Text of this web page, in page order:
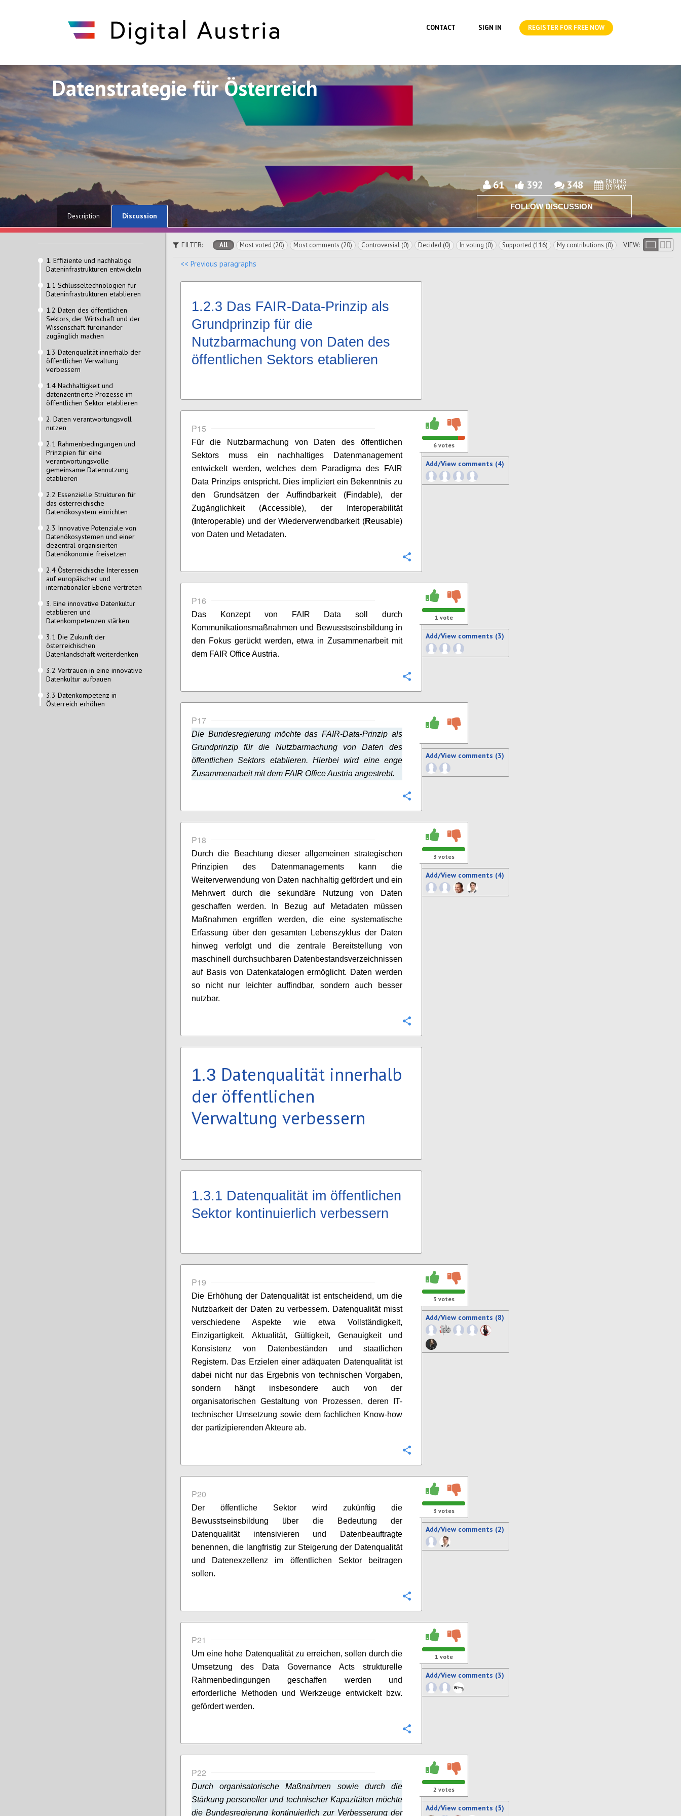
CONTACT SIGN IN REGISTER FOR FREE NOW
Discuto
Discuto Datenstrategie für Österreich
61 392 348 ENDING
05 MAY
FOLLOW DISCUSSION
Description
Discussion
1. Effiziente und nachhaltige
Dateninfrastrukturen entwickeln
1.1 Schlüsseltechnologien für
Dateninfrastrukturen etablieren
1.2 Daten des öffentlichen
Sektors, der Wirtschaft und der
Wissenschaft füreinander
zugänglich machen
1.3 Datenqualität innerhalb der
öffentlichen Verwaltung
verbessern
1.4 Nachhaltigkeit und
datenzentrierte Prozesse im
öffentlichen Sektor etablieren
2. Daten verantwortungsvoll
nutzen
2.1 Rahmenbedingungen und
Prinzipien für eine
verantwortungsvolle
gemeinsame Datennutzung
etablieren
2.2 Essenzielle Strukturen für
das österreichische
Datenökosystem einrichten
2.3 Innovative Potenziale von
Datenökosystemen und einer
dezentral organisierten
Datenökonomie freisetzen
2.4 Österreichische Interessen
auf europäischer und
internationaler Ebene vertreten
3. Eine innovative Datenkultur
etablieren und
Datenkompetenzen stärken
3.1 Die Zukunft der
österreichischen
Datenlandschaft weiterdenken
3.2 Vertrauen in eine innovative
Datenkultur aufbauen
3.3 Datenkompetenz in
Österreich erhöhen
FILTER: All Most voted (20) Most comments (20) Controversial (0) Decided (0) In voting (0) Supported (116) My contributions (0) VIEW:
<< Previous paragraphs
1.2.3 Das FAIR-Data-Prinzip als
Grundprinzip für die
Nutzbarmachung von Daten des
öffentlichen Sektors etablieren
P15
Für die Nutzbarmachung von Daten des öffentlichen
Sektors muss ein nachhaltiges Datenmanagement
entwickelt werden, welches dem Paradigma des FAIR
Data Prinzips entspricht. Dies impliziert ein Bekenntnis zu
den Grundsätzen der Auffindbarkeit (Findable), der
Zugänglichkeit (Accessible), der Interoperabilität
( nteroperable) und der Wiederverwendbarkeit (Reusable)
von Daten und Metadaten.
6votes
Add/View comments (4)
P16
Das Konzept von FAIR Data soll durch
Kommunikationsmaßnahmen und Bewusstseinsbildung in
den Fokus gerückt werden, etwa in Zusammenarbeit mit
dem FAIR Office Austria.
1 vote
Add/View comments (3)
P17
Die Bundesregierung möchte das FAIR-Data-Prinzip als
Grundprinzip für die Nutzbarmachung von Daten des
öffentlichen Sektors etablieren. Hierbei wird eine enge
Zusammenarbeit mit dem FAIR Office Austria angestrebt.
Add/View comments (3)
P18
Durch die Beachtung dieser allgemeinen strategischen
Prinzipien des Datenmanagements kann die
Weiterverwendung von Daten nachhaltig gefördert und ein
Mehrwert durch die sekundäre Nutzung von Daten
geschaffen werden. In Bezug auf Metadaten müssen
Maßnahmen ergriffen werden, die eine systematische
Erfassung über den gesamten Lebenszyklus der Daten
hinweg verfolgt und die zentrale Bereitstellung von
maschinell durchsuchbaren Datenbestandsverzeichnissen
auf Basis von Datenkatalogen ermöglicht. Daten werden
so nicht nur leichter auffindbar, sondern auch besser
nutzbar.
3 votes
Add/View comments (4)
1.3 Datenqualität innerhalb
der öffentlichen
Verwaltung verbessern
1.3.1 Datenqualität im öffentlichen
Sektor kontinuierlich verbessern
P19
Die Erhöhung der Datenqualität ist entscheidend, um die
Nutzbarkeit der Daten zu verbessern. Datenqualität misst
verschiedene Aspekte wie etwa Vollständigkeit,
Einzigartigkeit, Aktualität, Gültigkeit, Genauigkeit und
Konsistenz von Datenbeständen und staatlichen
Registern. Das Erzielen einer adäquaten Datenqualität ist
dabei nicht nur das Ergebnis von technischen Vorgaben,
sondern hängt insbesondere auch von der
organisatorischen Gestaltung von Prozessen, deren IT-
technischer Umsetzung sowie dem fachlichen Know-how
der partizipierenden Akteure ab.
3 votes
Add/View comments (8)
P20
Der öffentliche Sektor wird zukünftig die
Bewusstseinsbildung über die Bedeutung der
Datenqualität intensivieren und Datenbeauftragte
benennen, die langfristig zur Steigerung der Datenqualität
und Datenexzellenz im öffentlichen Sektor beitragen
sollen.
3 votes
Add/View comments (2)
P21
Um eine hohe Datenqualität zu erreichen, sollen durch die
Umsetzung des Data Governance Acts strukturelle
Rahmenbedingungen geschaffen werden und
erforderliche Methoden und Werkzeuge entwickelt bzw.
gefördert werden.
1 vote
Add/View comments (3)
P22
Durch organisatorische Maßnahmen sowie durch die
Stärkung personeller und technischer Kapazitäten möchte
die Bundesregierung kontinuierlich zur Verbesserung der
2 votes
Add/View comments (5)